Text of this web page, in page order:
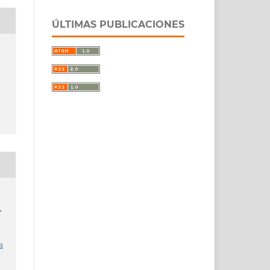
ÚLTIMAS PUBLICACIONES